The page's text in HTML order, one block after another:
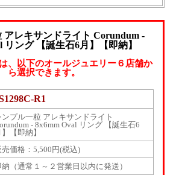
アレキサンドライト Corundum -
リング 【誕生石6月】【即納】
、以下のオールジュエリー６店舗か
ら選択できます。
R1
ンプル一粒 アレキサンドライト
- 8x6mm Oval リング 【誕生石6
】【即納】
売価格：5,500円(税込)
納（通常１～２営業日以内に発送）